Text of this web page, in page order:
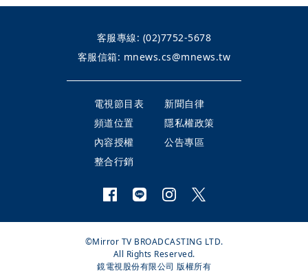
客服專線: (02)7752-5678
客服信箱: mnews.cs@mnews.tw
電視節目表
新聞自律
頻道位置
隱私權政策
內容授權
公告專區
整合行銷
©Mirror TV BROADCASTING LTD.
All Rights Reserved.
鏡電視股份有限公司 版權所有